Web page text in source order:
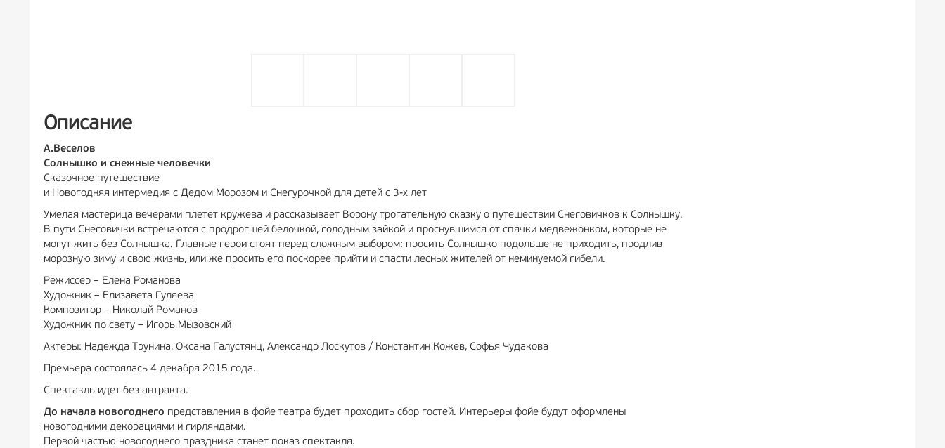
Описание
А.Веселов
Солнышко и снежные человечки
Сказочное путешествие
и Новогодняя интермедия с Дедом Морозом и Снегурочкой для детей с 3-х лет
Умелая мастерица вечерами плетет кружева и рассказывает Ворону трогательную сказку о путешествии Снеговичков к Солнышку.
В пути Снеговички встречаются с продрогшей белочкой, голодным зайкой и проснувшимся от спячки медвежонком, которые не
могут жить без Солнышка. Главные герои стоят перед сложным выбором: просить Солнышко подольше не приходить, продлив
морозную зиму и свою жизнь, или же просить его поскорее прийти и спасти лесных жителей от неминуемой гибели.
Режиссер – Елена Романова
Художник – Елизавета Гуляева
Композитор – Николай Романов
Художник по свету – Игорь Мызовский
Актеры: Надежда Трунина, Оксана Галустянц, Александр Лоскутов / Константин Кожев, Софья Чудакова
Премьера состоялась 4 декабря 2015 года.
Спектакль идет без антракта.
До начала новогоднего представления в фойе театра будет проходить сбор гостей. Интерьеры фойе будут оформлены
новогодними декорациями и гирляндами.
Первой частью новогоднего праздника станет показ спектакля.